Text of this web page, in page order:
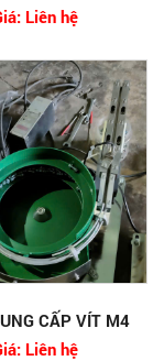
Liên hệ
CẤP VÍT M4
Liên hệ